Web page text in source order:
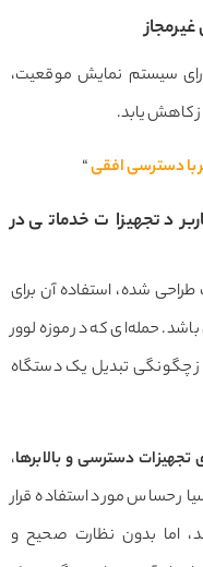
سیستم نمایش موقعیت،
کاهش یابد.
با دسترسی افقی“
تجهیزات خدماتی در
شده، استفاده آن برای
حمله‌ای که در موزه لوور
از چگونگی تبدیل یک دستگاه
تجهیزات دسترسی و بالابرها،
حساس مورد استفاده قرار
اما بدون نظارت صحیح و